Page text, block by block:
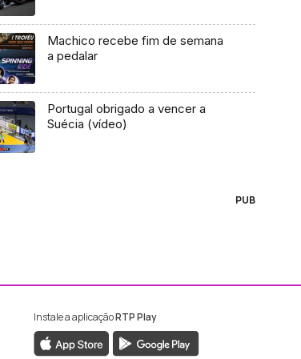
Machico recebe fim de semana
a pedalar
Portugal obrigado a vencer a
Suécia (vídeo)
PUB
RTP Madeira
da RTP Madeira
Instale a aplicaçãoRTP Play